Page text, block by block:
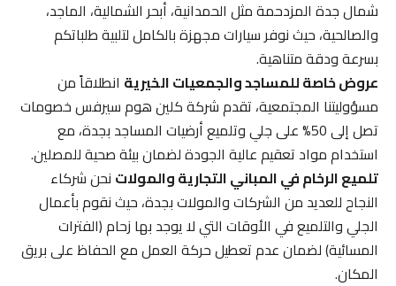
شمال جدة المزدحمة مثل الحمدانية، أبحر الشمالية، الماجد،
والصالحية، حيث نوفر سيارات مجهزة بالكامل لتلبية طلباتكم
بسرعة ودقة متناهية.
عروض خاصة للمساجد والجمعيات الخيريةانطلاقاً من
مسؤوليتنا المجتمعية، تقدم شركة كلين هوم سيرفس خصومات
تصل إلى 50% على جلي وتلميع أرضيات المساجد بجدة، مع
استخدام مواد تعقيم عالية الجودة لضمان بيئة صحية للمصلين.
تلميع الرخام في المباني التجارية والمولاتنحن شركاء
النجاح للعديد من الشركات والمولات بجدة، حيث نقوم بأعمال
الجلي والتلميع في الأوقات التي لا يوجد بها زحام (الفترات
المسائية) لضمان عدم تعطيل حركة العمل مع الحفاظ على بريق
المكان.